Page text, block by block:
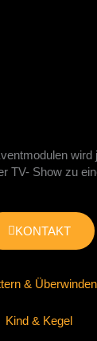
wird
TV- Show zu
KONTAKT
& Überwinden
Kind & Kegel